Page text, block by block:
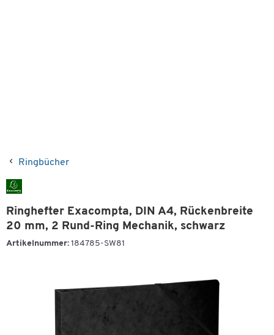
Ringbücher
Ringhefter Exacompta, DIN A4, Rückenbreite
20 mm, 2 Rund-Ring Mechanik, schwarz
Artikelnummer: 184785-SW81